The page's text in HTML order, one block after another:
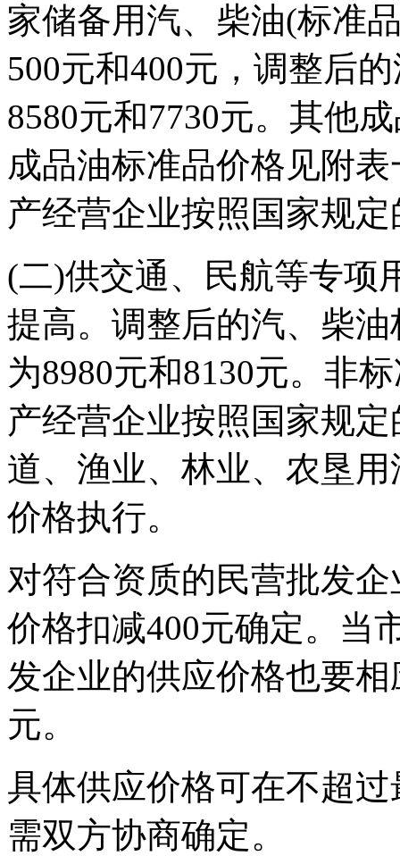
家储备用汽、柴油(标准
500元和400元，调整后
8580元和7730元。其他
成品油标准品价格见附
产经营企业按照国家规
(二)供交通、民航等专项
提高。调整后的汽、柴
为8980元和8130元。非
产经营企业按照国家规
道、渔业、林业、农垦
价格执行。
对符合资质的民营批发
价格扣减400元确定。当
发企业的供应价格也要
元。
具体供应价格可在不超
需双方协商确定。